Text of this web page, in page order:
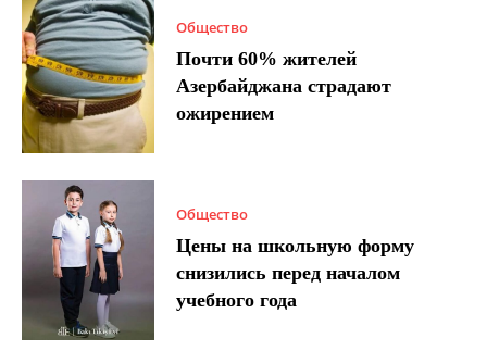
Общество
Почти 60% жителей
Азербайджана страдают
ожирением
Общество
Цены на школьную форму
снизились перед началом
учебного года